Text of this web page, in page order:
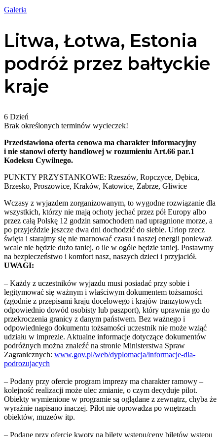
Galeria
Litwa, Łotwa, Estonia
podróż przez bałtyckie
kraje
6 Dzień
Brak określonych terminów wycieczek!
Przedstawiona oferta cenowa ma charakter informacyjny
i nie stanowi oferty handlowej w rozumieniu Art.66 par.1
Kodeksu Cywilnego.
PUNKTY PRZYSTANKOWE: Rzeszów, Ropczyce, Dębica,
Brzesko, Proszowice, Kraków, Katowice, Zabrze, Gliwice
Wczasy z wyjazdem zorganizowanym, to wygodne rozwiązanie dla
wszystkich, którzy nie mają ochoty jechać przez pół Europy albo
przez całą Polskę 12 godzin samochodem nad upragnione morze, a
po przyjeździe jeszcze dwa dni dochodzić do siebie. Urlop rzecz
święta i starajmy się nie marnować czasu i naszej energii ponieważ
wcale nie będzie dużo taniej, o ile w ogóle będzie taniej. Postawmy
na bezpieczeństwo i komfort nasz, naszych dzieci i przyjaciół.
UWAGI:
– Każdy z uczestników wyjazdu musi posiadać przy sobie i
legitymować się ważnym i właściwym dokumentem tożsamości
(zgodnie z przepisami kraju docelowego i krajów tranzytowych –
odpowiednio dowód osobisty lub paszport), który uprawnia go do
przekroczenia granicy z danym państwem. Bez ważnego i
odpowiedniego dokumentu tożsamości uczestnik nie może wziąć
udziału w imprezie. Aktualne informacje dotyczące dokumentów
podróżnych można znaleźć na stronie Ministerstwa Spraw
Zagranicznych: www.gov.pl/web/dyplomacja/informacje-dla-
podrozujacych
– Podany przy ofercie program imprezy ma charakter ramowy –
kolejność realizacji może ulec zmianie, o czym decyduje pilot.
Obiekty wymienione w programie są oglądane z zewnątrz, chyba że
wyraźnie napisano inaczej. Pilot nie oprowadza po wnętrzach
obiektów, muzeów itp.
– Podane przy ofercie kwoty na bilety wstępu/ceny biletów wstępu